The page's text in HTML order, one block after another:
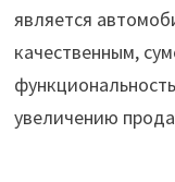
является
качественным,
увеличению